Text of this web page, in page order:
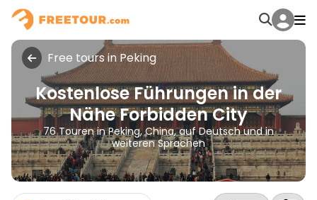
Free tours in Peking
Kostenlose Führungen in der
Nähe Forbidden City
76 Touren in Peking, China, auf Deutsch und in
weiteren Sprachen